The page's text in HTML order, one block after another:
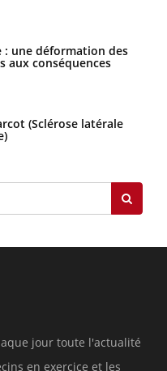
: une déformation des
aux conséquences
(Sclérose latérale
jour toute l'actualité
en exercice et les